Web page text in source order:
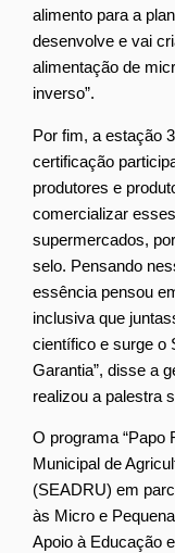
alimento para a
desenvolve e vai
alimentação de
inverso”.
Por fim, a estação
certificação
produtores e
comercializar
supermercados,
selo. Pensando
essência pensou
inclusiva que
científico e surge o
Garantia”, disse a
realizou a palestra
O programa “Papo
Municipal de
(SEADRU) em
às Micro e
Apoio à Educação